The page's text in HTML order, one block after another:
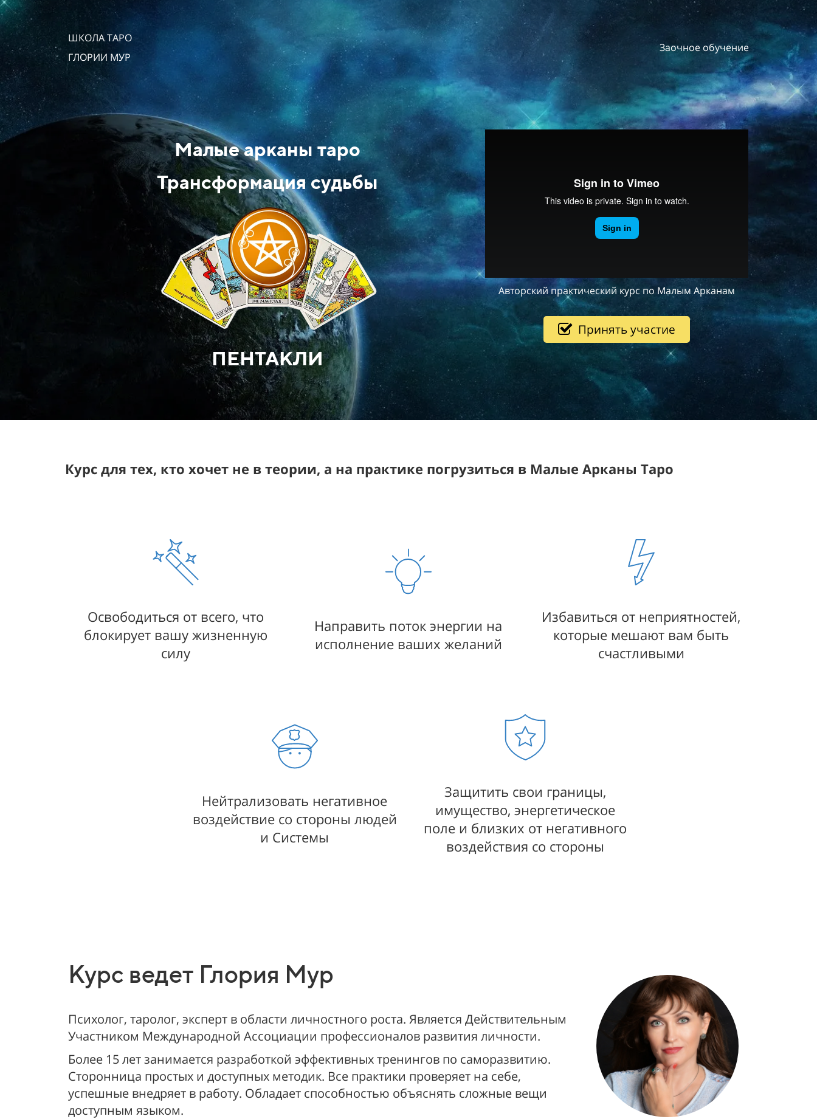
ШКОЛА ТАРО
ГЛОРИИ МУР
Заочное обучение
Малые арканы таро
Трансформация судьбы
ПЕНТАКЛИ
Авторский практический курс по Малым Арканам
Принять участие
Курс для тех, кто хочет не в теории, а на практике погрузиться в Малые Арканы Таро
Освободиться от всего, что
блокирует вашу жизненную
силу
Направить поток энергии на
исполнение ваших желаний
Избавиться от неприятностей,
которые мешают вам быть
счастливыми
Нейтрализовать негативное
воздействие со стороны людей
и Системы
Защитить свои границы,
имущество, энергетическое
поле и близких от негативного
воздействия со стороны
Курс ведет Глория Мур
Психолог, таролог, эксперт в области личностного роста. Является Действительным
Участником Международной Ассоциации профессионалов развития личности.
Более 15 лет занимается разработкой эффективных тренингов по саморазвитию.
Сторонница простых и доступных методик. Все практики проверяет на себе,
успешные внедряет в работу. Обладает способностью объяснять сложные вещи
доступным языком.